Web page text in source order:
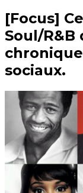
[Focus]
Soul/R&B
sociaux.